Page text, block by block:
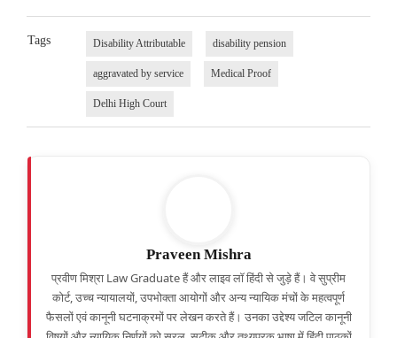
Tags Disability Attributable disability pension
aggravated by service Medical Proof
Delhi High Court
Praveen Mishra
प्रवीण मिश्रा Law Graduate हैं और लाइव लॉ हिंदी से जुड़े हैं। वे सुप्रीम
कोर्ट, उच्च न्यायालयों, उपभोक्ता आयोगों और अन्य न्यायिक मंचों के महत्वपूर्ण
फैसलों एवं कानूनी घटनाक्रमों पर लेखन करते हैं। उनका उद्देश्य जटिल कानूनी